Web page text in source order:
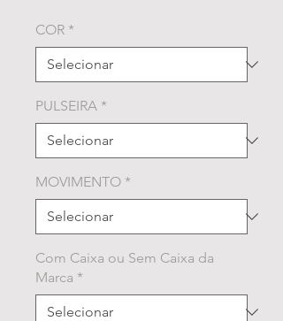
COR *
PULSEIRA *
MOVIMENTO *
Com Caixa ou Sem Caixa da
Marca *